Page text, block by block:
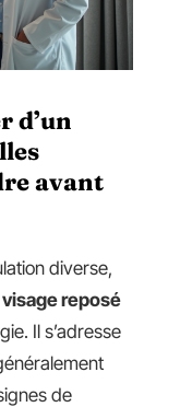
d’un
avant
diverse,
visage reposé
Il s’adresse
de